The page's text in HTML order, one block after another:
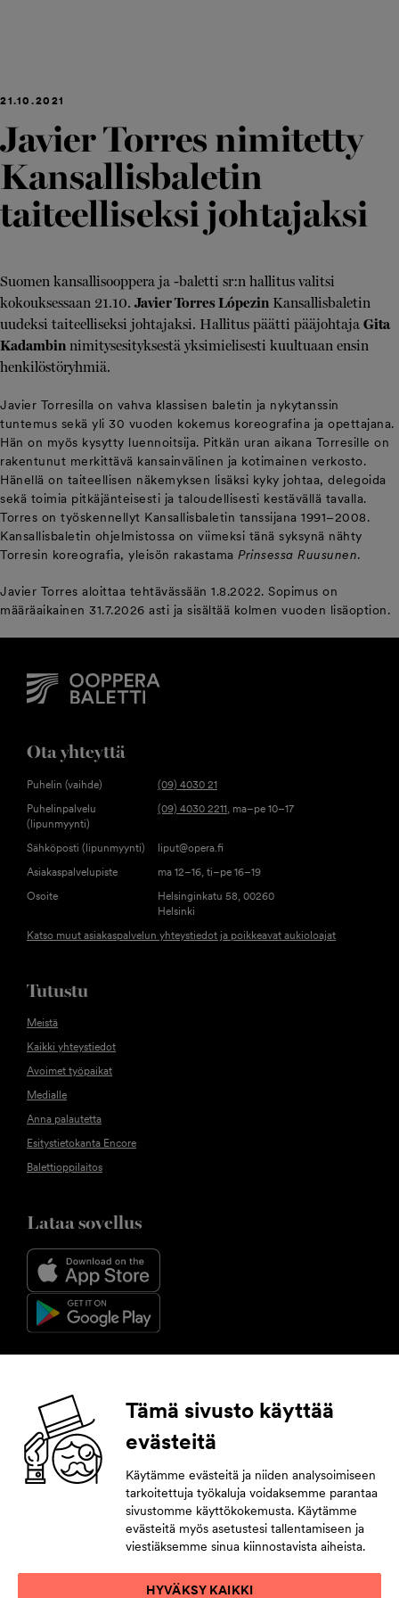
21.10.2021
Javier Torres nimitetty
Kansallisbaletin
taiteelliseksi johtajaksi
Suomen kansallisooppera ja -baletti sr:n hallitus valitsi
kokouksessaan 21.10. Javier Torres Lópezin Kansallisbaletin
uudeksi taiteelliseksi johtajaksi. Hallitus päätti pääjohtaja Gita
Kadambin nimitysesityksestä yksimielisesti kuultuaan ensin
henkilöstöryhmiä.
Javier Torresilla on vahva klassisen baletin ja nykytanssin
tuntemus sekä yli 30 vuoden kokemus koreografina ja opettajana.
Hän on myös kysytty luennoitsija. Pitkän uran aikana Torresille on
rakentunut merkittävä kansainvälinen ja kotimainen verkosto.
Hänellä on taiteellisen näkemyksen lisäksi kyky johtaa, delegoida
sekä toimia pitkäjänteisesti ja taloudellisesti kestävällä tavalla.
Torres on työskennellyt Kansallisbaletin tanssijana 1991–2008.
Kansallisbaletin ohjelmistossa on viimeksi tänä syksynä nähty
Torresin koreografia, yleisön rakastama Prinsessa Ruusunen.
Javier Torres aloittaa tehtävässään 1.8.2022. Sopimus on
määräaikainen 31.7.2026 asti ja sisältää kolmen vuoden lisäoption.
Ota yhteyttä
Puhelin (vaihde)
(09) 4030 21
Puhelinpalvelu
(lipunmyynti)
(09) 4030 2211, ma–pe 10–17
Sähköposti (lipunmyynti)
liput@opera.fi
Asiakaspalvelupiste
ma 12–16, ti–pe 16–19
Osoite
Helsinginkatu 58, 00260
Helsinki
Katso muut asiakaspalvelun yhteystiedot ja poikkeavat aukioloajat
Tutustu
Meistä
Kaikki yhteystiedot
Avoimet työpaikat
Medialle
Anna palautetta
Esitystietokanta Encore
Balettioppilaitos
Lataa sovellus
Facebook Instagram YouTube LinkedIn
Tilaa uutiskirje
Jättämällä yhteystietosi pysyt tahdissa tulevasta.
Tämä sivusto käyttää
evästeitä
Käytämme evästeitä ja niiden analysoimiseen
tarkoitettuja työkaluja voidaksemme parantaa
sivustomme käyttökokemusta. Käytämme
evästeitä myös asetustesi tallentamiseen ja
viestiäksemme sinua kiinnostavista aiheista.
HYVÄKSY KAIKKI